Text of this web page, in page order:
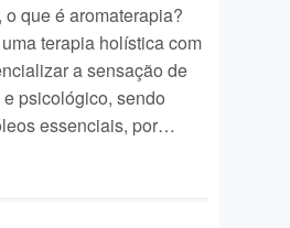
o que é aromaterapia?
terapia holística com
a sensação de
psicológico, sendo
essenciais, por…